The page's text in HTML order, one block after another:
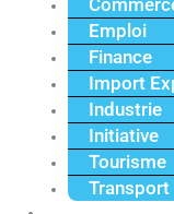
Emploi
Finance
Import
Industrie
Initiative
Tourisme
Transport